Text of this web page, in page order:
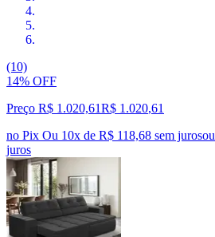
(10)
14% OFF
Preço R$ 1.020,61R$ 1.020,61
no Pix Ou 10x de R$ 118,68 sem jurosou
juros